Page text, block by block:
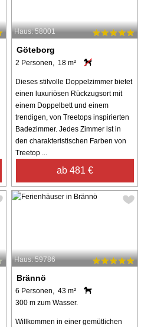
Haus: 58001
Göteborg
2 Personen, 18 m²
Dieses stilvolle Doppelzimmer bietet
einen luxuriösen Rückzugsort mit
einem Doppelbett und einem
trendigen, von Treetops inspirierten
Badezimmer. Jedes Zimmer ist in
den charakteristischen Farben von
Treetop ...
ab 481 €
Haus: 59786
Brännö
6 Personen, 43 m²
300 m zum Wasser.
Willkommen in einer gemütlichen